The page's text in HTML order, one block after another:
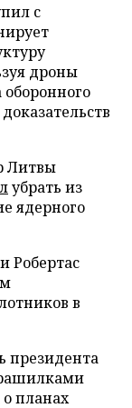
с
дроны
Литвы
убрать из
ядерного
Робертас
в
президента
о планах